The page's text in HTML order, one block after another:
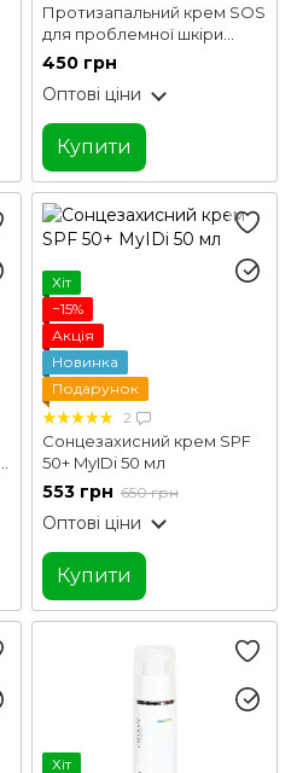
Протизапальний крем SOS
для проблемної шкіри
MyIDi 50 мл
450 грн
Оптові ціни
Купити
Хіт
−15%
Акція
Новинка
Подарунок
2
Сонцезахисний крем SPF
50+ MyIDi 50 мл
553 грн 650 грн
Оптові ціни
Купити
Хіт